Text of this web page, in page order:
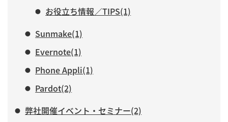
お役立ち情報／TIPS(1)
Sunmake(1)
Evernote(1)
Phone Appli(1)
Pardot(2)
弊社開催イベント・セミナー(2)